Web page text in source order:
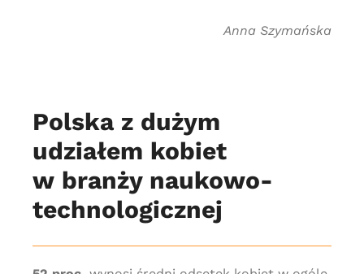
Anna Szymańska
Polska z dużym
udziałem kobiet
w branży naukowo-
technologicznej